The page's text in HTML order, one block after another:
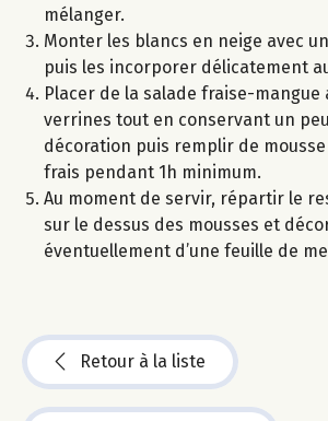
mélanger.
Monter les blancs en neige avec
puis les incorporer délicatement
Placer de la salade fraise-mangue
verrines tout en conservant un
décoration puis remplir de
frais pendant 1h minimum.
Au moment de servir, répartir le
sur le dessus des mousses et
éventuellement d’une feuille de
Retour à la liste